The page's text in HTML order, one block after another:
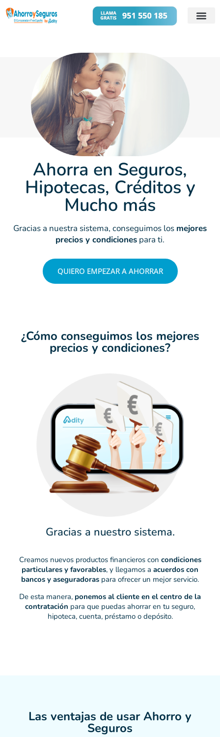
Ahorra en Seguros,
Hipotecas, Créditos y
Mucho más
Gracias a nuestra sistema, conseguimos los mejores
precios y condiciones para ti.
QUIERO EMPEZAR A AHORRAR
¿Cómo conseguimos los mejores
precios y condiciones?
Gracias a nuestro sistema.
Creamos nuevos productos financieros con condiciones
particulares y favorables, y llegamos a acuerdos con
bancos y aseguradoras para ofrecer un mejor servicio.
De esta manera, ponemos al cliente en el centro de la
contratación para que puedas ahorrar en tu seguro,
hipoteca, cuenta, préstamo o depósito.
Las ventajas de usar Ahorro y
Seguros